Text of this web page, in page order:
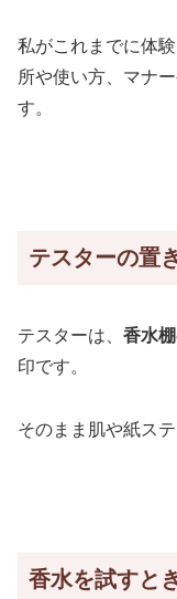
私がこれまでに体
所や使い方、マナ
す。
テスターの置
テスターは、 香水
印です。
そのまま肌や紙ス
香水を試すと